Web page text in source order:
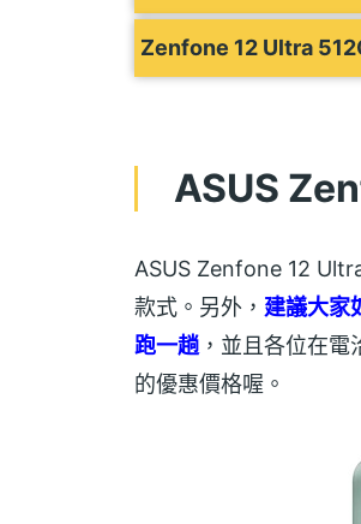
Zenfone 12 Ultra
ASUS
ASUS Zenfone 12
款式。另外， 建議大家
跑一趟 ，並且各位在
的優惠價格喔。